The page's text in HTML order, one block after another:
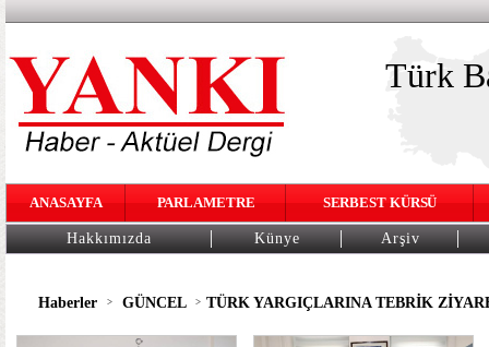
Türk
ANASAYFA PARLAMETRE SERBEST KÜRSÜ
Hakkımızda Künye Arşiv
Haberler > GÜNCEL > TÜRK YARGIÇLARINA TEBRİK